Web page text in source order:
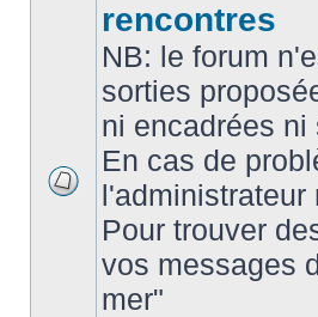
rencontres
NB: le forum
sorties
ni encadrées
En cas de
l'administrateur
Pour trouver
vos messages
mer"